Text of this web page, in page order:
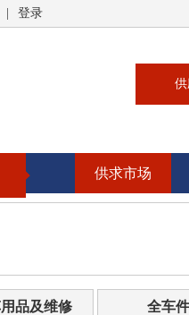
登录
供求市场
品及维修 全车件